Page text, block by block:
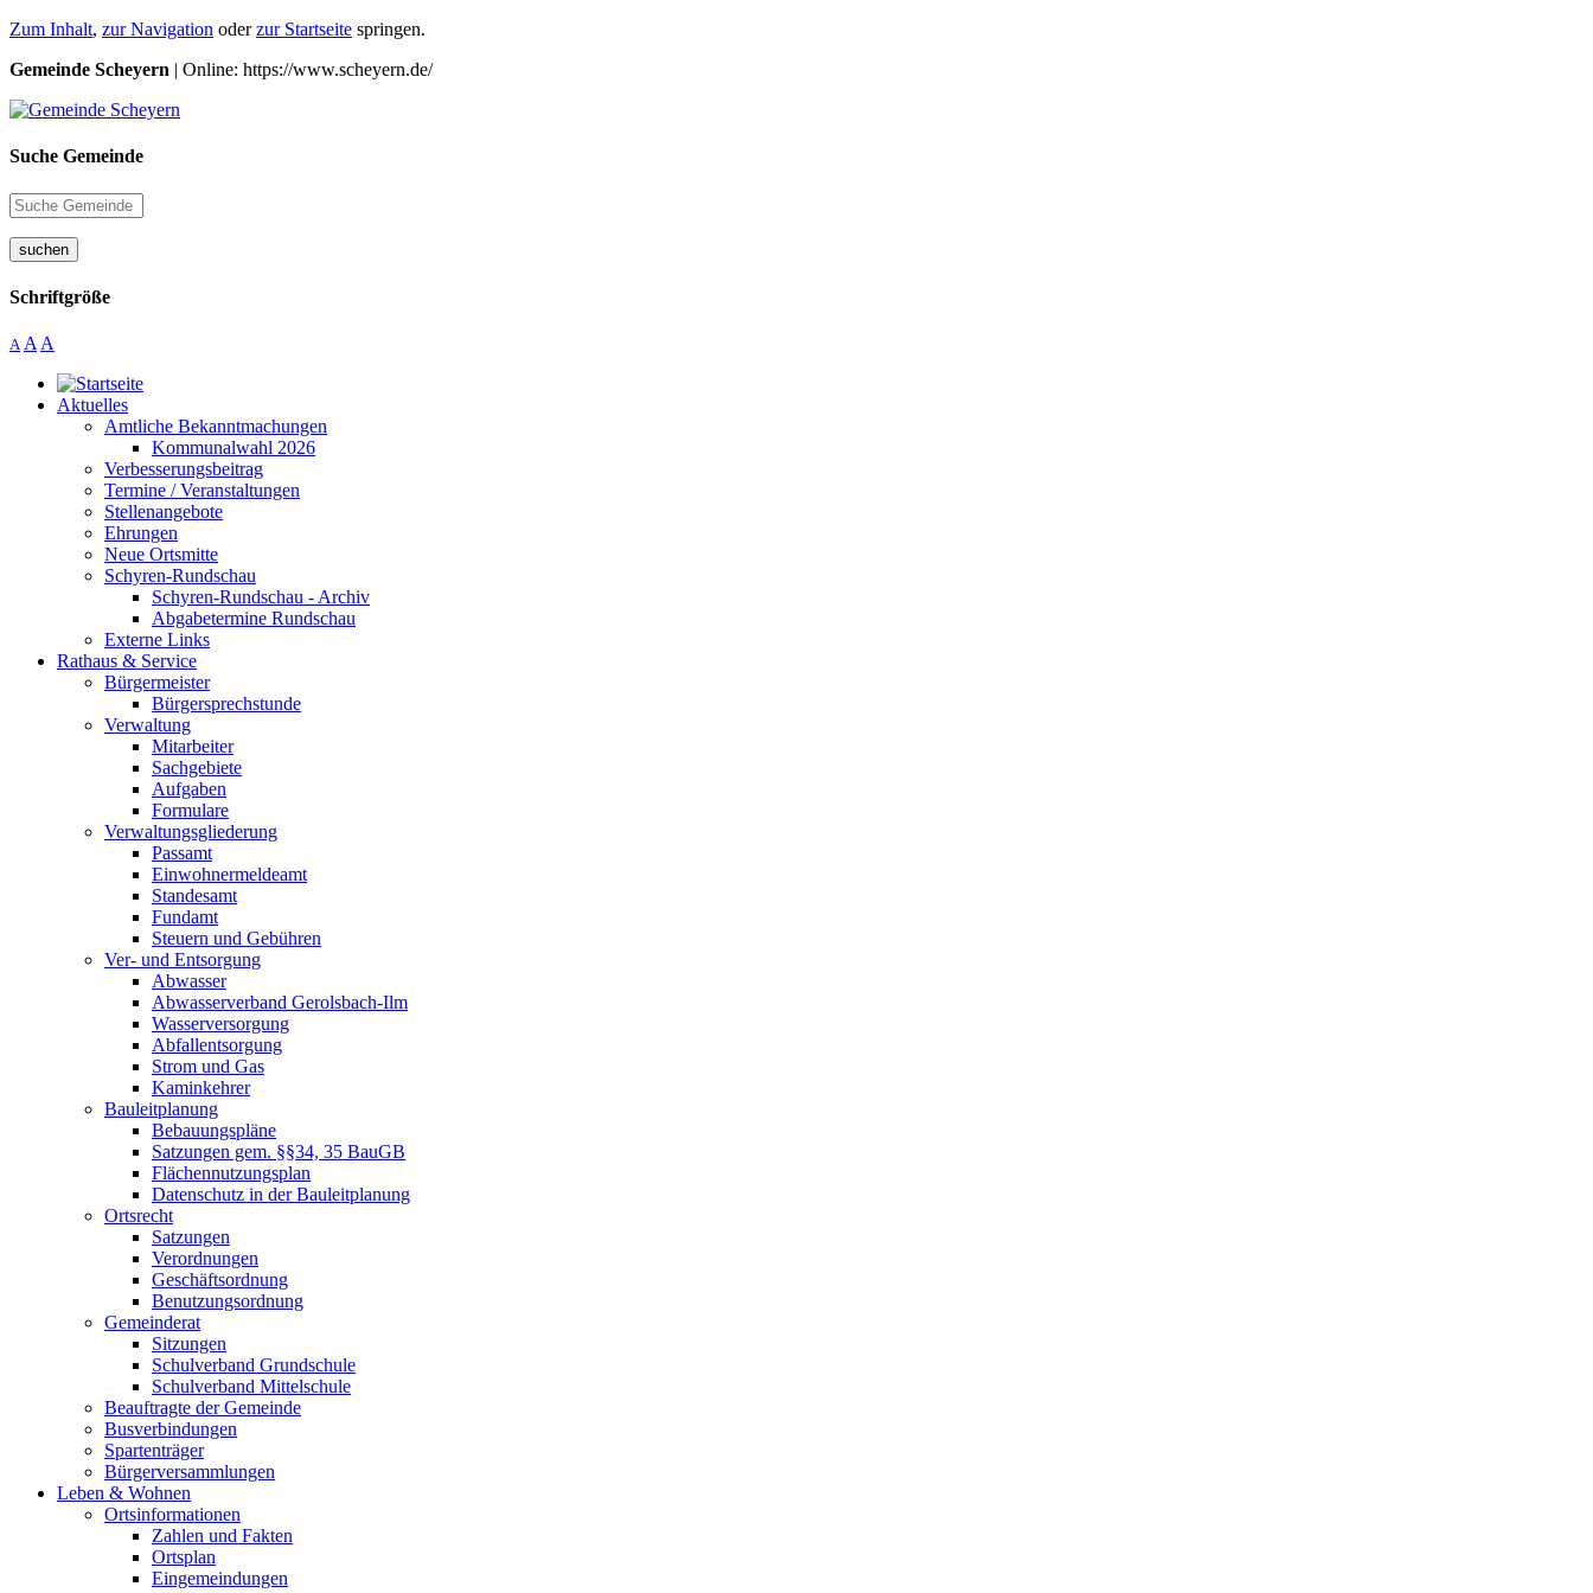
Zum Inhalt, zur Navigation oderzur Startseite springen.
Gemeinde Scheyern | Online: https://www.scheyern.de/
Suche Gemeinde
suchen
Schriftgröße
A A A
Aktuelles
Amtliche Bekanntmachungen
Kommunalwahl 2026
Verbesserungsbeitrag
Termine / Veranstaltungen
Stellenangebote
Ehrungen
Neue Ortsmitte
Schyren-Rundschau
Schyren-Rundschau - Archiv
Abgabetermine Rundschau
Externe Links
Rathaus & Service
Bürgermeister
Bürgersprechstunde
Verwaltung
Mitarbeiter
Sachgebiete
Aufgaben
Formulare
Verwaltungsgliederung
Passamt
Einwohnermeldeamt
Standesamt
Fundamt
Steuern und Gebühren
Ver- und Entsorgung
Abwasser
Abwasserverband Gerolsbach-Ilm
Wasserversorgung
Abfallentsorgung
Strom und Gas
Kaminkehrer
Bauleitplanung
Bebauungspläne
Satzungen gem. §§34, 35 BauGB
Flächennutzungsplan
Datenschutz in der Bauleitplanung
Ortsrecht
Satzungen
Verordnungen
Geschäftsordnung
Benutzungsordnung
Gemeinderat
Sitzungen
Schulverband Grundschule
Schulverband Mittelschule
Beauftragte der Gemeinde
Busverbindungen
Spartenträger
Bürgerversammlungen
Leben & Wohnen
Ortsinformationen
Zahlen und Fakten
Ortsplan
Eingemeindungen